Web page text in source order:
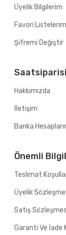
Üyelik Bilgilerim
Favori Listelerim
Şifremi Değiştir
Saatsiparisi
Hakkımızda
İletişim
Banka
Önemli
Teslimat
Üyelik
Satış
Garanti Ve İade